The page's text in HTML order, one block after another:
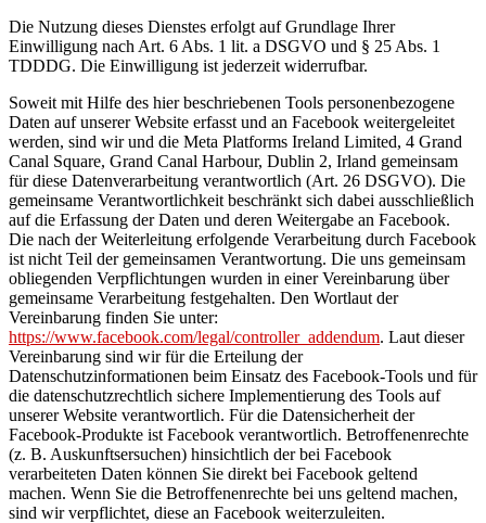
Die Nutzung dieses Dienstes erfolgt auf Grundlage Ihrer
Einwilligung nach Art. 6 Abs. 1 lit. a DSGVO und § 25 Abs. 1
TDDDG. Die Einwilligung ist jederzeit widerrufbar.
Soweit mit Hilfe des hier beschriebenen Tools personenbezogene
Daten auf unserer Website erfasst und an Facebook weitergeleitet
werden, sind wir und die Meta Platforms Ireland Limited, 4 Grand
Canal Square, Grand Canal Harbour, Dublin 2, Irland gemeinsam
für diese Datenverarbeitung verantwortlich (Art. 26 DSGVO). Die
gemeinsame Verantwortlichkeit beschränkt sich dabei ausschließlich
auf die Erfassung der Daten und deren Weitergabe an Facebook.
Die nach der Weiterleitung erfolgende Verarbeitung durch Facebook
ist nicht Teil der gemeinsamen Verantwortung. Die uns gemeinsam
obliegenden Verpflichtungen wurden in einer Vereinbarung über
gemeinsame Verarbeitung festgehalten. Den Wortlaut der
Vereinbarung finden Sie unter:
https://www.facebook.com/legal/controller_addendum. Laut dieser
Vereinbarung sind wir für die Erteilung der
Datenschutzinformationen beim Einsatz des Facebook-Tools und für
die datenschutzrechtlich sichere Implementierung des Tools auf
unserer Website verantwortlich. Für die Datensicherheit der
Facebook-Produkte ist Facebook verantwortlich. Betroffenenrechte
(z. B. Auskunftsersuchen) hinsichtlich der bei Facebook
verarbeiteten Daten können Sie direkt bei Facebook geltend
machen. Wenn Sie die Betroffenenrechte bei uns geltend machen,
sind wir verpflichtet, diese an Facebook weiterzuleiten.